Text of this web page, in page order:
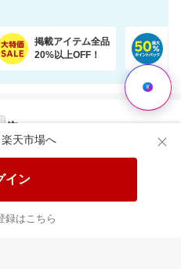
天市場へ
イン
録はこちら
掲載アイテム全品
20%以上OFF！
倍